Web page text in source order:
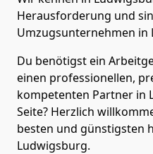
Herausforderung und
Umzugsunternehmen in
Du benötigst ein
einen professionellen,
kompetenten Partner in
Seite? Herzlich
besten und günstigsten
Ludwigsburg.